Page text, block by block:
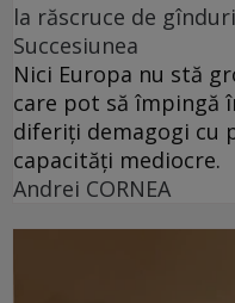
la răscruce de gînduri
Succesiunea
Nici Europa nu stă
care pot să împingă
diferiți demagogi cu
capacități mediocre.
Andrei CORNEA